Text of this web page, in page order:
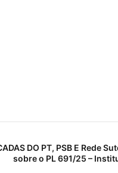
DO PT, PSB E Rede
sobre o PL 691/25 –